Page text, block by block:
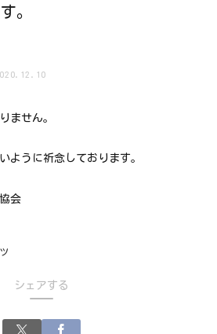
。
ません。
ように祈念しております。
会
シェアする